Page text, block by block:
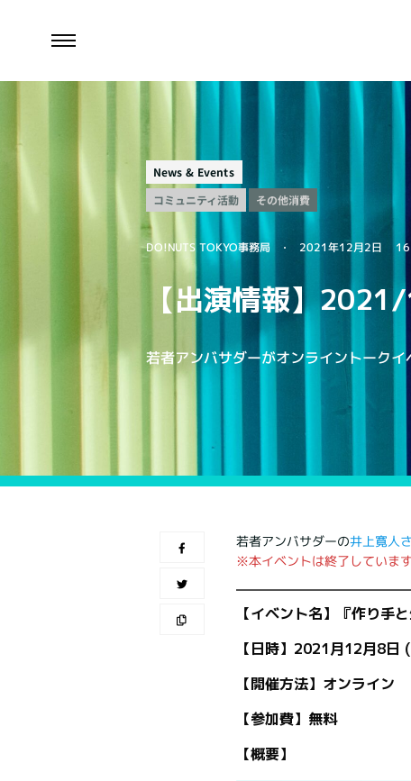
News & Events
コミュニティ活動 その他消費
DO!NUTS TOKYO事務局 2021年12月2日
【出演情報】
若者アンバサダーがオンライントークイ
若者アンバサダーの井上寛人
※本イベントは終了していま
【イベント名】『作り手
【日時】2021月12月8
【開催方法】オンライン
【参加費】無料
【概要】